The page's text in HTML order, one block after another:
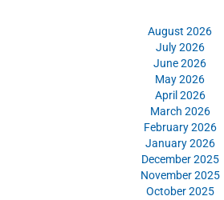
August 2026
July 2026
June 2026
May 2026
April 2026
March 2026
February 2026
January 2026
December 2025
November 2025
October 2025